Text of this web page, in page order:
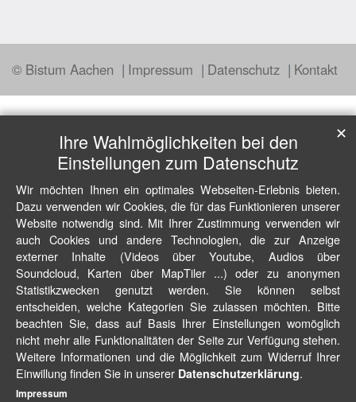
© Bistum Aachen Impressum Datenschutz Kontakt
Ihre Wahlmöglichkeiten bei den
Einstellungen zum Datenschutz
Wir möchten Ihnen ein optimales Webseiten-Erlebnis bieten.
Dazu verwenden wir Cookies, die für das Funktionieren unserer
Website notwendig sind. Mit Ihrer Zustimmung verwenden wir
auch Cookies und andere Technologien, die zur Anzeige
externer Inhalte (Videos über Youtube, Audios über
Soundcloud, Karten über MapTiler ...) oder zu anonymen
Statistikzwecken genutzt werden. Sie können selbst
entscheiden, welche Kategorien Sie zulassen möchten. Bitte
beachten Sie, dass auf Basis Ihrer Einstellungen womöglich
nicht mehr alle Funktionalitäten der Seite zur Verfügung stehen.
Weitere Informationen und die Möglichkeit zum Widerruf Ihrer
Einwillung finden Sie in unserer Datenschutzerklärung.
✕
Impressum